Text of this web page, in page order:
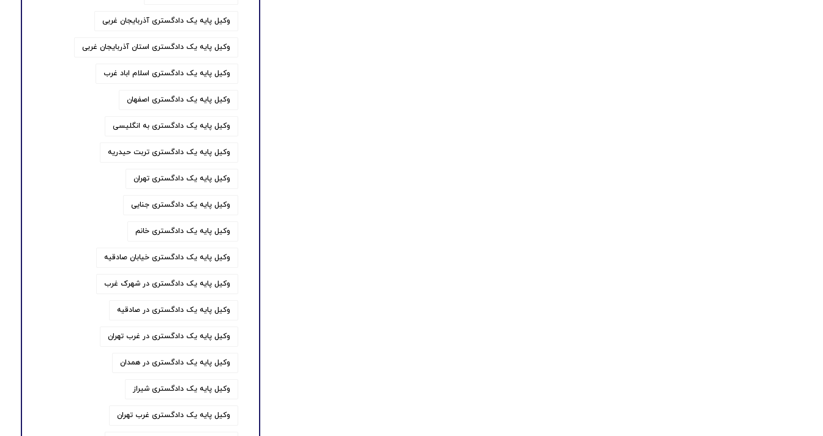
وکیل پایه یک دادگستری آذربایجان غربی
وکیل پایه یک دادگستری استان آذربایجان غربی
وکیل پایه یک دادگستری اسلام اباد غرب
وکیل پایه یک دادگستری اصفهان
وکیل پایه یک دادگستری به انگلیسی
وکیل پایه یک دادگستری تربت حیدریه
وکیل پایه یک دادگستری تهران
وکیل پایه یک دادگستری جنایی
وکیل پایه یک دادگستری خانم
وکیل پایه یک دادگستری خیابان صادقیه
وکیل پایه یک دادگستری در شهرک غرب
وکیل پایه یک دادگستری در صادقیه
وکیل پایه یک دادگستری در غرب تهران
وکیل پایه یک دادگستری در همدان
وکیل پایه یک دادگستری شیراز
وکیل پایه یک دادگستری غرب تهران